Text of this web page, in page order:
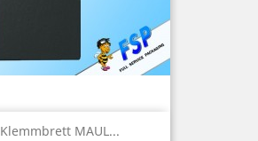
Klemmbrett MAUL...